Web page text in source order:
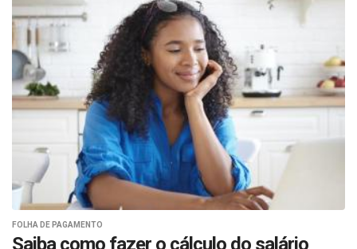
FOLHA DE PAGAMENTO
Saiba como fazer o cálculo do salário